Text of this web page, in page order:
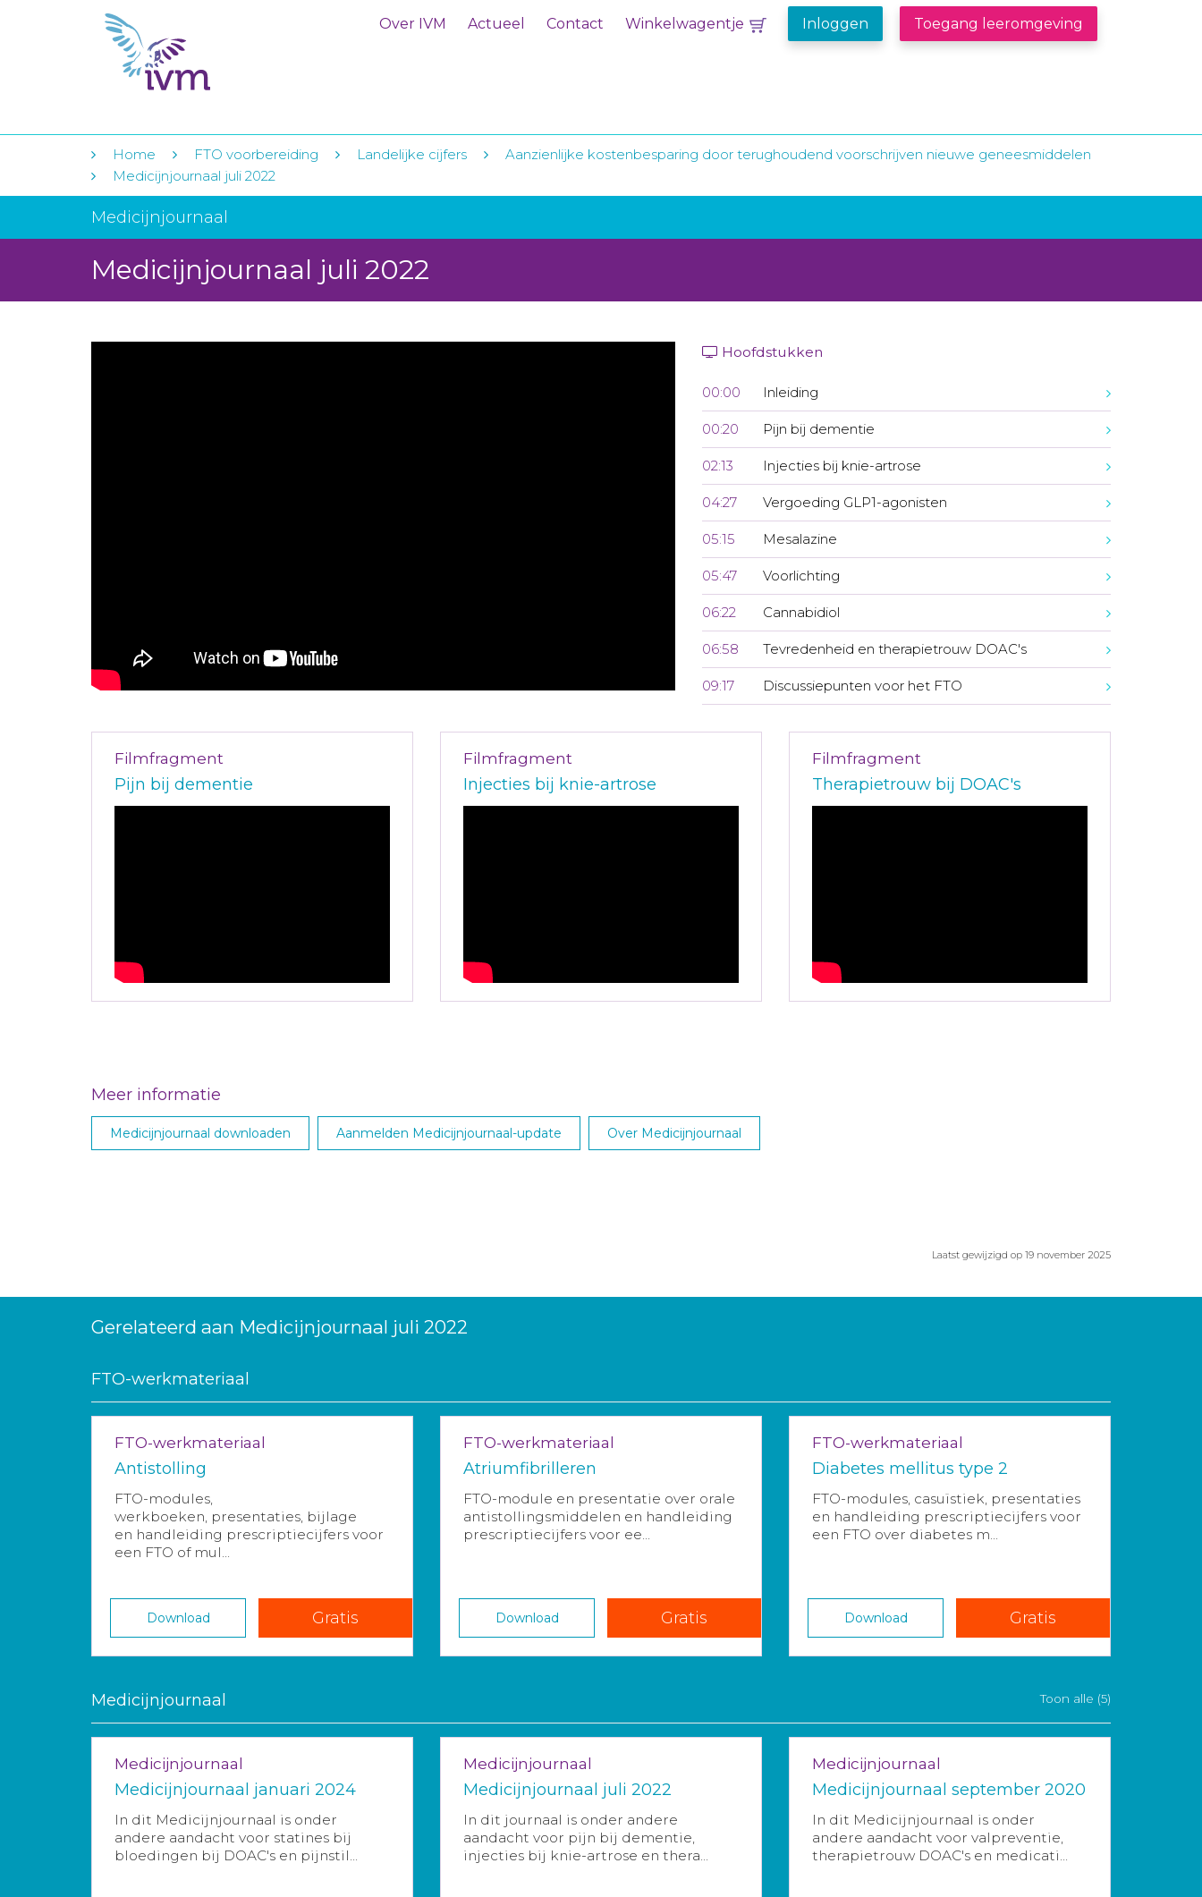
Over IVM Actueel Contact Winkelwagentje Inloggen Toegang leeromgeving
Home FTO voorbereiding Landelijke cijfers
Aanzienlijke kostenbesparing door terughoudend voorschrijven nieuwe geneesmiddelen
Medicijnjournaal juli 2022
Medicijnjournaal
Medicijnjournaal juli 2022
Hoofdstukken
00:00 Inleiding
00:20 Pijn bij dementie
02:13 Injecties bij knie-artrose
04:27 Vergoeding GLP1-agonisten
05:15 Mesalazine
05:47 Voorlichting
06:22 Cannabidiol
06:58 Tevredenheid en therapietrouw DOAC's
09:17 Discussiepunten voor het FTO
Filmfragment
Pijn bij dementie
Filmfragment
Injecties bij knie-artrose
Filmfragment
Therapietrouw bij DOAC's
Meer informatie
Medicijnjournaal downloaden Aanmelden Medicijnjournaal-update Over Medicijnjournaal
Laatst gewijzigd op 19 november 2025
Gerelateerd aan Medicijnjournaal juli 2022
FTO-werkmateriaal
FTO-werkmateriaal
Antistolling
FTO-modules,
werkboeken, presentaties, bijlage
en handleiding prescriptiecijfers voor
een FTO of mul...
Download Gratis
FTO-werkmateriaal
Atriumfibrilleren
FTO-module en presentatie over orale
antistollingsmiddelen en handleiding
prescriptiecijfers voor ee...
Download Gratis
FTO-werkmateriaal
Diabetes mellitus type 2
FTO-modules, casuïstiek, presentaties
en handleiding prescriptiecijfers voor
een FTO over diabetes m...
Download Gratis
Medicijnjournaal Toon alle (5)
Medicijnjournaal
Medicijnjournaal januari 2024
In dit Medicijnjournaal is onder
andere aandacht voor statines bij
bloedingen bij DOAC's en pijnstil...
Medicijnjournaal
Medicijnjournaal juli 2022
In dit journaal is onder andere
aandacht voor pijn bij dementie,
injecties bij knie-artrose en thera...
Medicijnjournaal
Medicijnjournaal september 2020
In dit Medicijnjournaal is onder
andere aandacht voor valpreventie,
therapietrouw DOAC's en medicati...